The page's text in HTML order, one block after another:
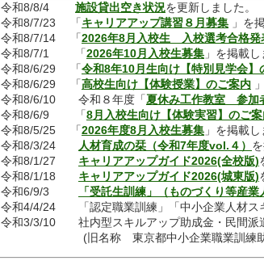
令和8/8/4 施設貸出空き状況を更新しました。
令和8/7/23 「キャリアアップ講習８月募集 」を
令和8/7/14 「2026年8月入校生 入校選考合格発
令和8/7/1 「2026年10月入校生募集 」を掲載し
令和8/6/29 「令和8年10月生向け【特別見学会】
令和8/6/29 「高校生向け【体験授業】のご案内
令和8/6/10 令和８年度「夏休み工作教室 参加
令和8/6/9 「8月入校生向け【体験実習】のご
令和8/5/25 「2026年度8月入校生募集 」を掲載し
令和8/3/24
人材育成の栞（令和7年度vol.４）
令和8/1/27 キャリアアップガイド2026(全校版)
令和8/1/18 キャリアアップガイド2026(城東版)
令和6/9/3
「受託生訓練」（ものづくり等産業
令和4/4/24
「認定職業訓練」「中小企業人材
令和3/3/10 社内型スキルアップ助成金・民間派
(旧名称 東京都中小企業職業訓練助